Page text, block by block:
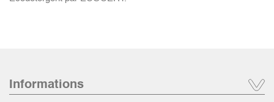
Informations